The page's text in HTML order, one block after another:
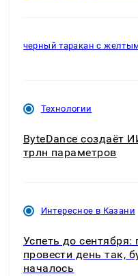
черный таракан с
Технологии
ByteDance создаёт
трлн параметров
Интересное в Казани
Успеть до сентября:
провести день так,
началось